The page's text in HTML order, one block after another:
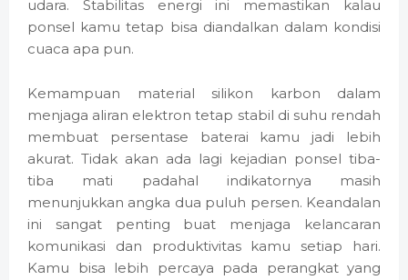
udara. Stabilitas energi ini memastikan kalau
ponsel kamu tetap bisa diandalkan dalam kondisi
cuaca apa pun.
Kemampuan material silikon karbon dalam
menjaga aliran elektron tetap stabil di suhu rendah
membuat persentase baterai kamu jadi lebih
akurat. Tidak akan ada lagi kejadian ponsel tiba-
tiba mati padahal indikatornya masih
menunjukkan angka dua puluh persen. Keandalan
ini sangat penting buat menjaga kelancaran
komunikasi dan produktivitas kamu setiap hari.
Kamu bisa lebih percaya pada perangkat yang